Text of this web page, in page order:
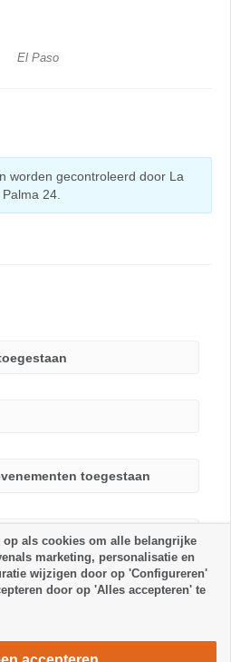
El Paso
worden gecontroleerd door La
Palma 24.
toegestaan
op als cookies om alle belangrijke
marketing, personalisatie en
wijzigen door op 'Configureren'
door op 'Alles accepteren' te